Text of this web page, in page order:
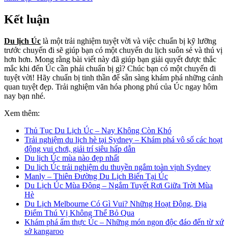
Kết luận
Du lịch Úc là một trải nghiệm tuyệt vời và việc chuẩn bị kỹ lưỡng
trước chuyến đi sẽ giúp bạn có một chuyến du lịch suôn sẻ và thú vị
hơn hơn. Mong rằng bài viết này đã giúp bạn giải quyết được thắc
mắc khi đến Úc cần phải chuẩn bị gì? Chúc bạn có một chuyến đi
tuyệt vời! Hãy chuẩn bị tinh thần để sẵn sàng khám phá những cảnh
quan tuyệt đẹp. Trải nghiệm văn hóa phong phú của Úc ngay hôm
nay bạn nhé.
Xem thêm:
Thủ Tục Du Lịch Úc – Nay Không Còn Khó
Trải nghiệm du lịch hè tại Sydney – Khám phá vô số các hoạt
động vui chơi, giải trí siêu hấp dẫn
Du lịch Úc mùa nào đẹp nhất
Du lịch Úc trải nghiệm du thuyền ngắm toàn vịnh Sydney
Manly – Thiên Đường Du Lịch Biển Tại Úc
Du Lịch Úc Mùa Đông – Ngắm Tuyết Rơi Giữa Trời Mùa
Hè
Du Lịch Melbourne Có Gì Vui? Những Hoạt Động, Địa
Điểm Thú Vị Không Thể Bỏ Qua
Khám phá ẩm thực Úc – Những món ngon độc đáo đến từ xứ
sở kangaroo